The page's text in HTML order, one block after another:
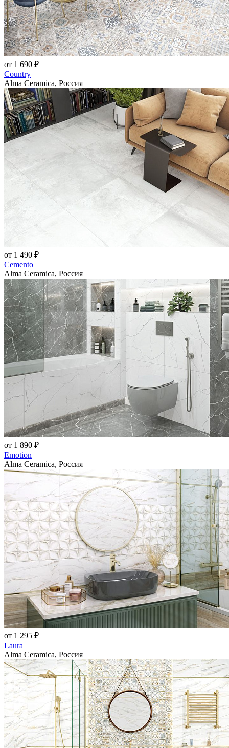
от 1 690 ₽
Country
Alma Ceramica, Россия
от 1 490 ₽
Cemento
Alma Ceramica, Россия
от 1 890 ₽
Emotion
Alma Ceramica, Россия
от 1 295 ₽
Laura
Alma Ceramica, Россия